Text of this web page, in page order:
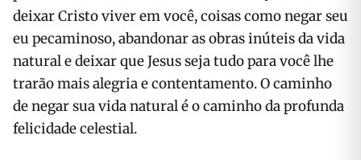
deixar Cristo viver em você, coisas como negar seu
eu pecaminoso, abandonar as obras inúteis da vida
natural e deixar que Jesus seja tudo para você lhe
trarão mais alegria e contentamento. O caminho
de negar sua vida natural é o caminho da profunda
felicidade celestial.